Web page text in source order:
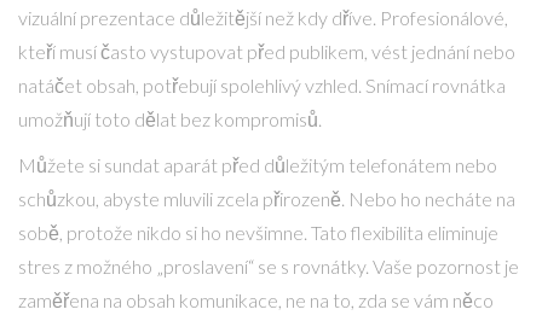
vizuální prezentace důležitější než kdy dříve. Profesionálové,
kteří musí často vystupovat před publikem, vést jednání nebo
natáčet obsah, potřebují spolehlivý vzhled. Snímací rovnátka
umožňují toto dělat bez kompromisů.
Můžete si sundat aparát před důležitým telefonátem nebo
schůzkou, abyste mluvili zcela přirozeně. Nebo ho necháte na
sobě, protože nikdo si ho nevšimne. Tato flexibilita eliminuje
stres z možného „proslavení“ se s rovnátky. Vaše pozornost je
zaměřena na obsah komunikace, ne na to, zda se vám něco